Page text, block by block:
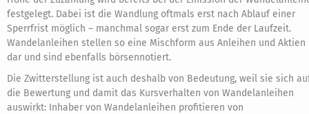
festgelegt. Dabei ist die Wandlung oftmals erst nach Ablauf einer
Sperrfrist möglich – manchmal sogar erst zum Ende der Laufzeit.
Wandelanleihen stellen so eine Mischform aus Anleihen und Aktien
dar und sind ebenfalls börsennotiert.
Die Zwitterstellung ist auch deshalb von Bedeutung, weil sie sich
die Bewertung und damit das Kursverhalten von Wandelanleihen
auswirkt: Inhaber von Wandelanleihen profitieren von